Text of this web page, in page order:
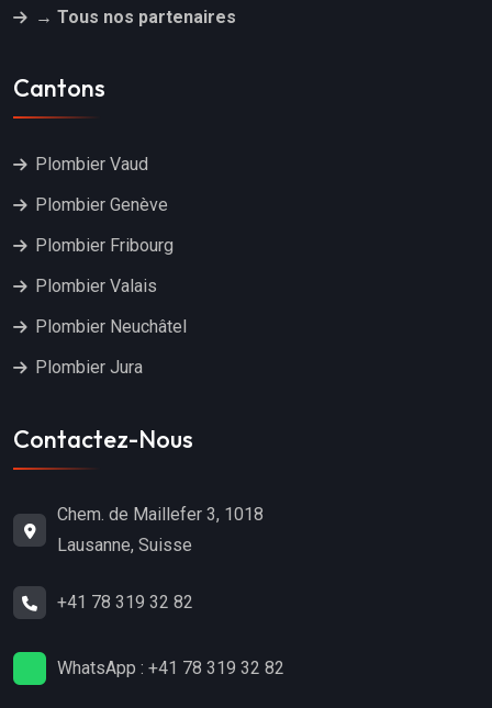
→ Tous nos partenaires
Cantons
Plombier Vaud
Plombier Genève
Plombier Fribourg
Plombier Valais
Plombier Neuchâtel
Plombier Jura
Contactez-Nous
Chem. de Maillefer 3, 1018
Lausanne, Suisse
+41 78 319 32 82
WhatsApp : +41 78 319 32 82